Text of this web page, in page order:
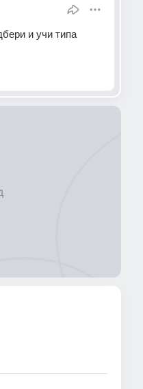
и учи типа